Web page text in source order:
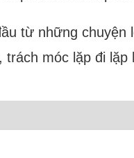
từ những
móc lặp đi